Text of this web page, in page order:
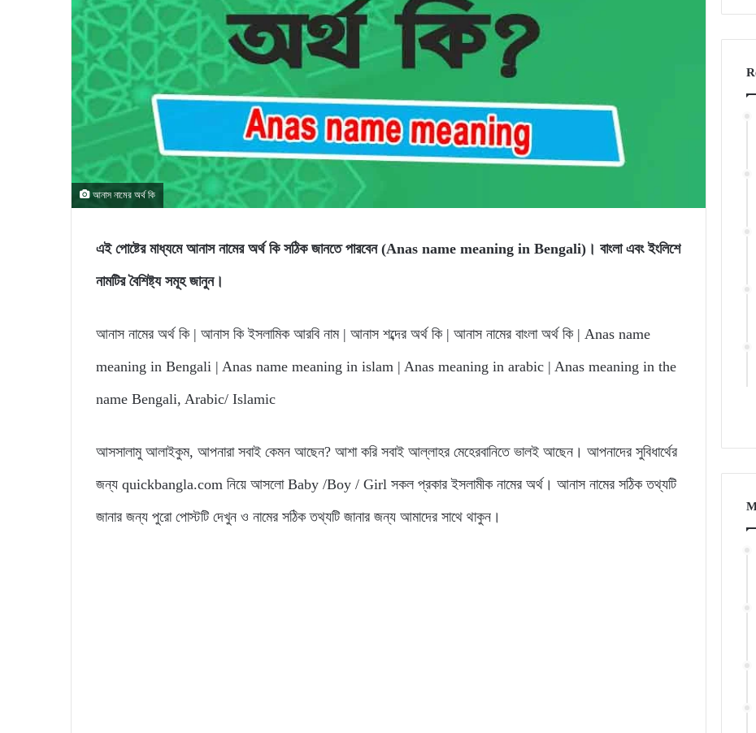
আনাস নামের অর্থ কি
এই পোষ্টের মাধ্যমে আনাস নামের অর্থ কি সঠিক জানতে পারবেন (Anas name meaning in Bengali)। বাংলা এবং ইংলিশে
নামটির বৈশিষ্ট্য সমূহ জানুন।
আনাস নামের অর্থ কি | আনাস কি ইসলামিক আরবি নাম | আনাস শব্দের অর্থ কি | আনাস নামের বাংলা অর্থ কি | Anas name
meaning in Bengali | Anas name meaning in islam | Anas meaning in arabic | Anas meaning in the
name Bengali, Arabic/ Islamic
আসসালামু আলাইকুম, আপনারা সবাই কেমন আছেন? আশা করি সবাই আল্লাহর মেহেরবানিতে ভালই আছেন। আপনাদের সুবিধার্থের
জন্য quickbangla.com নিয়ে আসলো Baby /Boy / Girl সকল প্রকার ইসলামীক নামের অর্থ। আনাস নামের সঠিক তথ্যটি
জানার জন্য পুরো পোস্টটি দেখুন ও নামের সঠিক তথ্যটি জানার জন্য আমাদের সাথে থাকুন।